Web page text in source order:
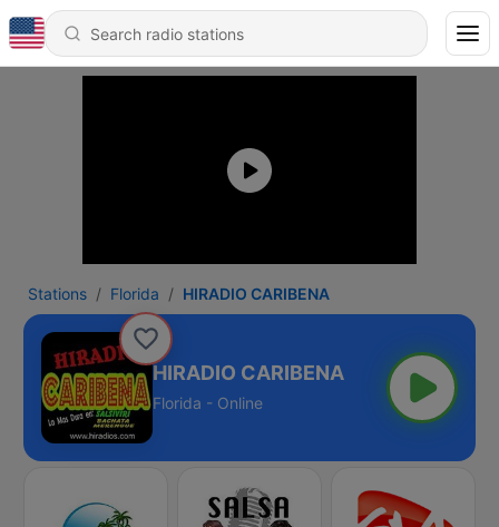
Stations Florida HIRADIO CARIBENA
HIRADIO CARIBENA
Florida - Online